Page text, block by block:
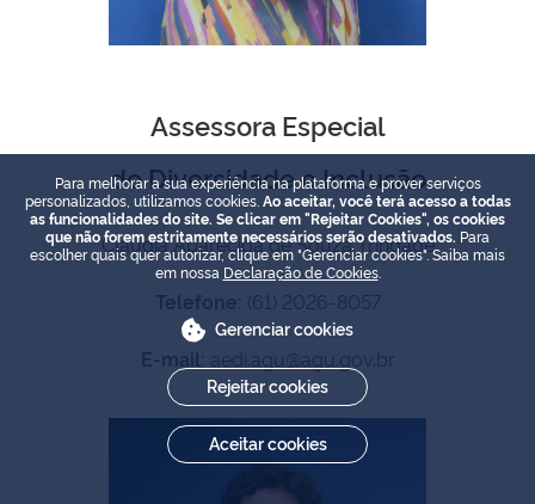
Assessora Especial
de Diversidade e Inclusão
Claudia Aparecida de Souza Trindade
Telefone: (61) 2026-8057
E-mail: aedi.agu@agu.gov.br
Para melhorar a sua experiência na plataforma e prover serviços
personalizados, utilizamos cookies. Ao aceitar, você terá acesso a todas
as funcionalidades do site. Se clicar em "Rejeitar Cookies", os cookies
que não forem estritamente necessários serão desativados. Para
escolher quais quer autorizar, clique em "Gerenciar cookies". Saiba mais
em nossa Declaração de Cookies.
Gerenciar cookies
Rejeitar cookies
Aceitar cookies